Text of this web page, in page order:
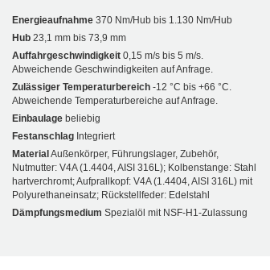
Energieaufnahme 370 Nm/Hub bis 1.130 Nm/Hub
Hub 23,1 mm bis 73,9 mm
Auffahrgeschwindigkeit 0,15 m/s bis 5 m/s.
Abweichende Geschwindigkeiten auf Anfrage.
Zulässiger Temperaturbereich -12 °C bis +66 °C.
Abweichende Temperaturbereiche auf Anfrage.
Einbaulage beliebig
Festanschlag Integriert
Material Außenkörper, Führungslager, Zubehör,
Nutmutter: V4A (1.4404, AISI 316L); Kolbenstange: Stahl
hartverchromt; Aufprallkopf: V4A (1.4404, AISI 316L) mit
Polyurethaneinsatz; Rückstellfeder: Edelstahl
Dämpfungsmedium Spezialöl mit NSF-H1-Zulassung